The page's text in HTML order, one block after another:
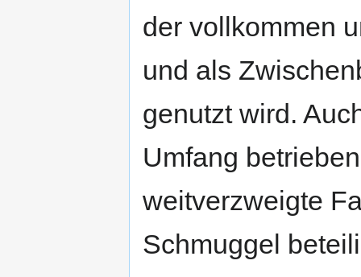
der vollkommen
und als
genutzt wird.
Umfang
weitverzweigte
Schmuggel